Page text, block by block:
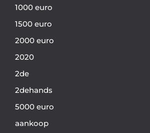
1000 euro
1500 euro
2000 euro
2020
2de
2dehands
5000 euro
aankoop